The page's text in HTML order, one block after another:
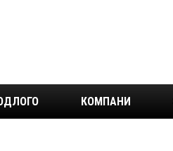
КОМПАНИ